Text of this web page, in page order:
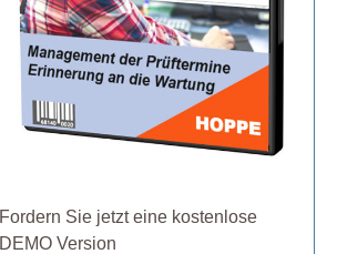
Fordern Sie jetzt eine kostenlose
DEMO Version